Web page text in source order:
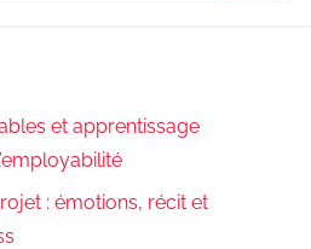
et apprentissage
: émotions, récit et